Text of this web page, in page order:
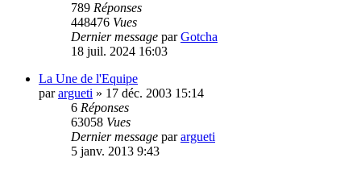
789 Réponses
448476 Vues
Dernier message parGotcha
18 juil. 2024 16:03
La Une de l'Equipe
parargueti » 17 déc. 2003 15:14
6 Réponses
63058 Vues
Dernier message parargueti
5 janv. 2013 9:43